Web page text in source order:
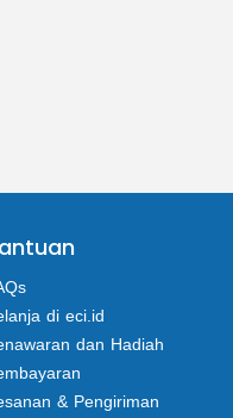
di eci.id
dan Hadiah
& Pengiriman